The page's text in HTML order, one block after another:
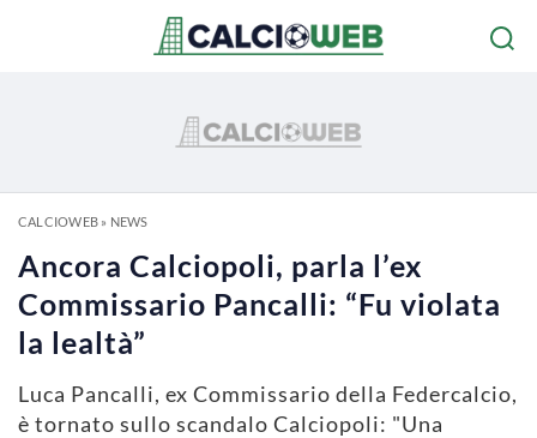
CALCIOWEB» NEWS
Ancora Calciopoli, parla l’ex
Commissario Pancalli: “Fu violata
la lealtà”
Luca Pancalli, ex Commissario della Federcalcio,
è tornato sullo scandalo Calciopoli: "Una